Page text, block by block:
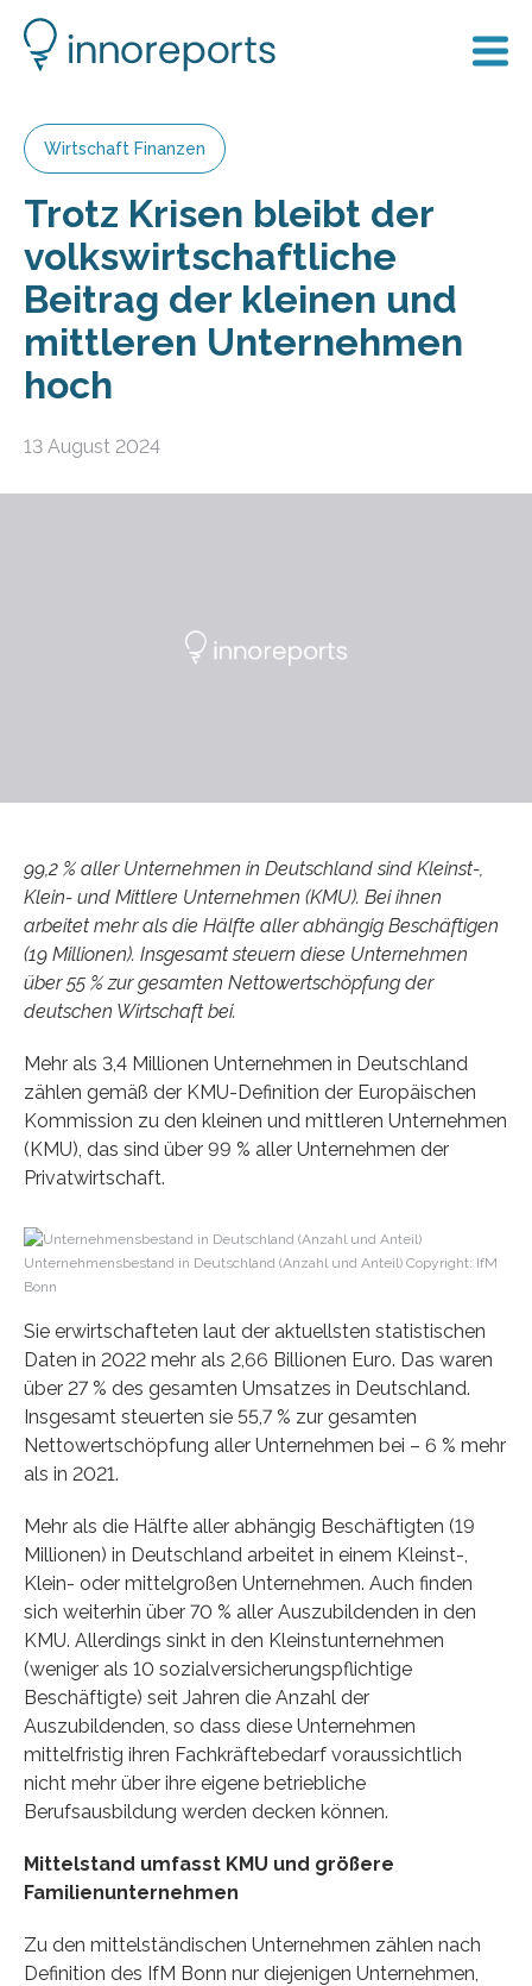
Wirtschaft Finanzen
Trotz Krisen bleibt der
volkswirtschaftliche
Beitrag der kleinen und
mittleren Unternehmen
hoch
13 August 2024
99,2 % aller Unternehmen in Deutschland sind Kleinst-,
Klein- und Mittlere Unternehmen (KMU). Bei ihnen
arbeitet mehr als die Hälfte aller abhängig Beschäftigen
(19 Millionen). Insgesamt steuern diese Unternehmen
über 55 % zur gesamten Nettowertschöpfung der
deutschen Wirtschaft bei.
Mehr als 3,4 Millionen Unternehmen in Deutschland
zählen gemäß der KMU-Definition der Europäischen
Kommission zu den kleinen und mittleren Unternehmen
(KMU), das sind über 99 % aller Unternehmen der
Privatwirtschaft.
Unternehmensbestand in Deutschland (Anzahl und Anteil) Copyright: IfM
Bonn
Sie erwirtschafteten laut der aktuellsten statistischen
Daten in 2022 mehr als 2,66 Billionen Euro. Das waren
über 27 % des gesamten Umsatzes in Deutschland.
Insgesamt steuerten sie 55,7 % zur gesamten
Nettowertschöpfung aller Unternehmen bei – 6 % mehr
als in 2021.
Mehr als die Hälfte aller abhängig Beschäftigten (19
Millionen) in Deutschland arbeitet in einem Kleinst-,
Klein- oder mittelgroßen Unternehmen. Auch finden
sich weiterhin über 70 % aller Auszubildenden in den
KMU. Allerdings sinkt in den Kleinstunternehmen
(weniger als 10 sozialversicherungspflichtige
Beschäftigte) seit Jahren die Anzahl der
Auszubildenden, so dass diese Unternehmen
mittelfristig ihren Fachkräftebedarf voraussichtlich
nicht mehr über ihre eigene betriebliche
Berufsausbildung werden decken können.
Mittelstand umfasst KMU und größere
Familienunternehmen
Zu den mittelständischen Unternehmen zählen nach
Definition des IfM Bonn nur diejenigen Unternehmen,